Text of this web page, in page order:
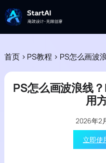
首页 > PS教程 > PS怎么画波浪
PS怎么画波浪线
用
2026年2
立即使